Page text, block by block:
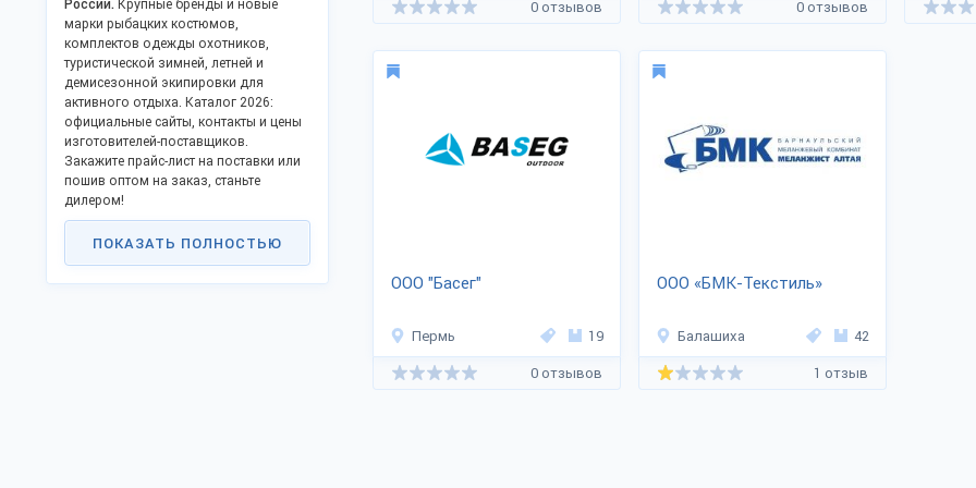
0 отзывов 0 отзывов
ООО "Басег"
Пермь 19
0 отзывов
ООО «БМК-Текстиль»
Балашиха 42
1 отзыв
России. Крупные бренды и новые
марки рыбацких костюмов,
комплектов одежды охотников,
туристической зимней, летней и
демисезонной экипировки для
активного отдыха. Каталог 2026:
официальные сайты, контакты и цены
изготовителей-поставщиков.
Закажите прайс-лист на поставки или
пошив оптом на заказ, станьте
дилером!
для туризма, охоты и рыбалки —
развивающееся направление
текстильной отрасли. Швейные
ПОКАЗАТЬ ПОЛНОСТЬЮ